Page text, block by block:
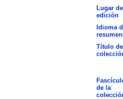
Lugar de
edición
Idioma
resumen
Título
de la